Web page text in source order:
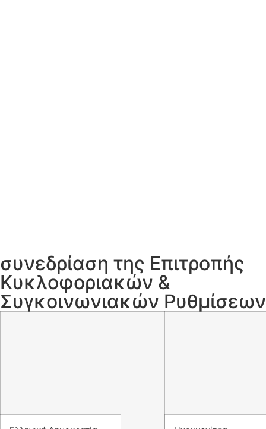
συνεδρίαση της Επιτροπής
Κυκλοφοριακών &
Συγκοινωνιακών Ρυθμίσεων